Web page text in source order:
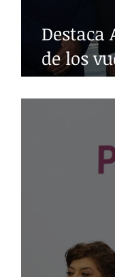
Destaca
de los
entre